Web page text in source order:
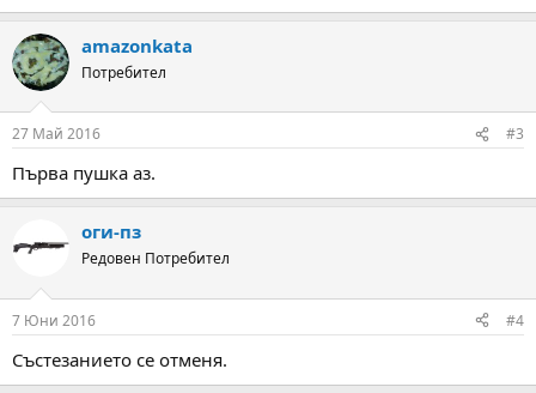
amazonkata
Потребител
27 Май 2016 #3
Първа пушка аз.
оги-пз
Редовен Потребител
7 Юни 2016 #4
Състезанието се отменя.